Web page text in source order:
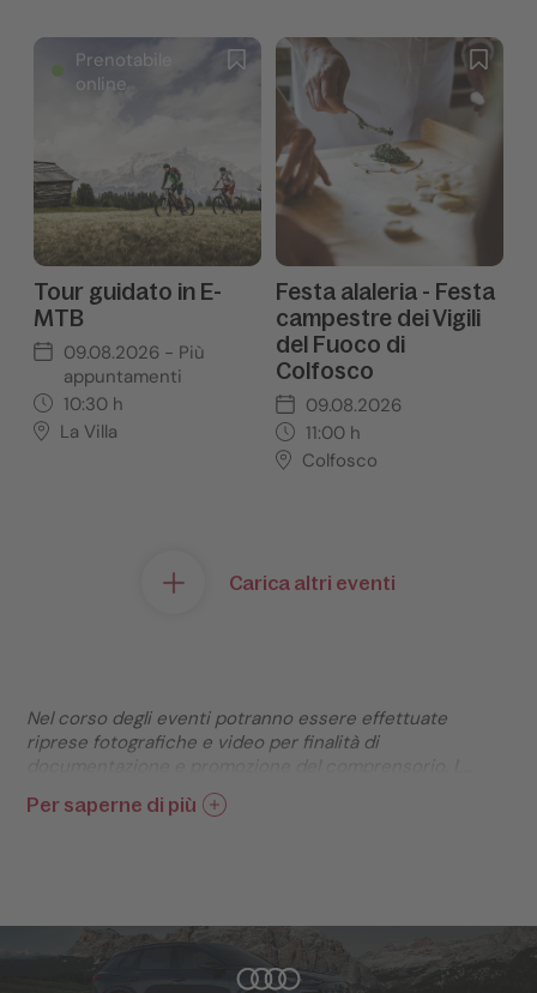
Prenotabile
online
Tour guidato in E-
MTB
09.08.2026 - Più
appuntamenti
10:30h
La Villa
Festa alaleria - Festa
campestre dei Vigili
del Fuoco di
Colfosco
09.08.2026
11:00h
Colfosco
Carica altri eventi
Nel corso degli eventi potranno essere effettuate
riprese fotografiche e video per finalità di
immagini raccolte potranno essere diffuse tramite
siti web, social network e altri canali di
Per saperne di più